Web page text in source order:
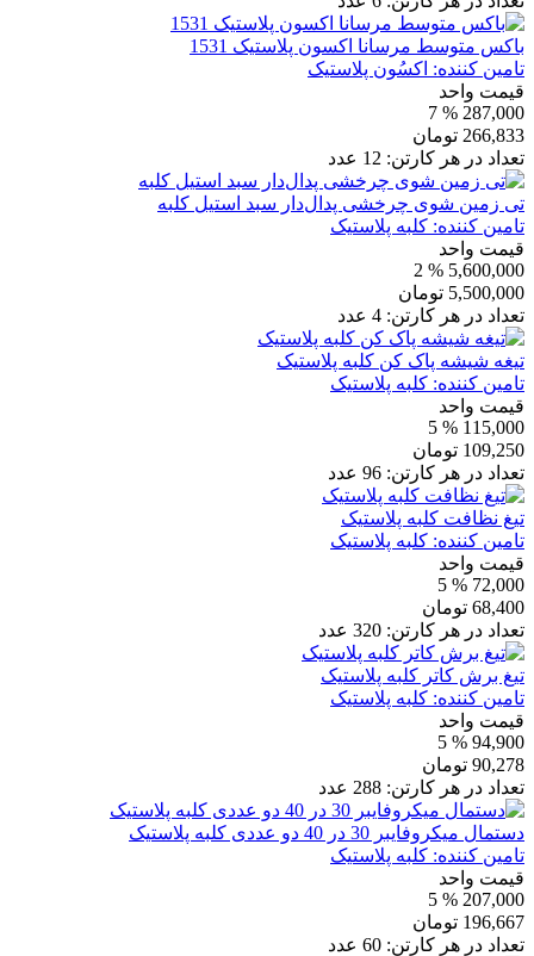
باکس متوسط مرسانا اکسون پلاستیک 1531
تامین کننده: اکسُون پلاستیک
قیمت واحد
287,000
% 7
266,833 تومان
تعداد در هر کارتن: 12 عدد
تی زمین شوی چرخشی پدال‌دار سبد استیل کلبه
تامین کننده: کلبه پلاستیک
قیمت واحد
5,600,000
% 2
5,500,000 تومان
تعداد در هر کارتن: 4 عدد
تیغه شیشه پاک کن کلبه پلاستیک
تامین کننده: کلبه پلاستیک
قیمت واحد
115,000
% 5
109,250 تومان
تعداد در هر کارتن: 96 عدد
تیغ نظافت کلبه پلاستیک
تامین کننده: کلبه پلاستیک
قیمت واحد
72,000
% 5
68,400 تومان
تعداد در هر کارتن: 320 عدد
تیغ برش کاتر کلبه پلاستیک
تامین کننده: کلبه پلاستیک
قیمت واحد
94,900
% 5
90,278 تومان
تعداد در هر کارتن: 288 عدد
دستمال میکروفایبر 30 در 40 دو عددی کلبه پلاستیک
تامین کننده: کلبه پلاستیک
قیمت واحد
207,000
% 5
196,667 تومان
تعداد در هر کارتن: 60 عدد